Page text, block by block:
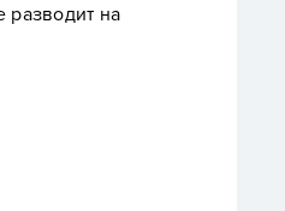
разводит на